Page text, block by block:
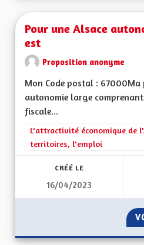
Pour une Alsace
est
Proposition anonyme
Mon Code postal :
autonomie large
fiscale...
Filtrer les résultats de la
L'attractivité économique de
territoires, l'emploi
CRÉÉ LE
16/04/2023